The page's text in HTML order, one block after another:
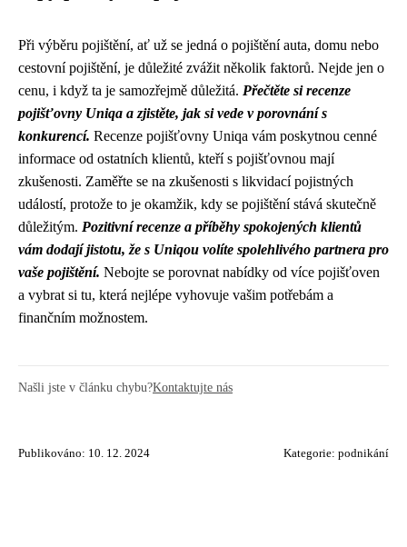
Při výběru pojištění, ať už se jedná o pojištění auta, domu nebo
cestovní pojištění, je důležité zvážit několik faktorů. Nejde jen o
cenu, i když ta je samozřejmě důležitá. Přečtěte si recenze
pojišťovny Uniqa a zjistěte, jak si vede v porovnání s
konkurencí. Recenze pojišťovny Uniqa vám poskytnou cenné
informace od ostatních klientů, kteří s pojišťovnou mají
zkušenosti. Zaměřte se na zkušenosti s likvidací pojistných
událostí, protože to je okamžik, kdy se pojištění stává skutečně
důležitým. Pozitivní recenze a příběhy spokojených klientů
vám dodají jistotu, že s Uniqou volíte spolehlivého partnera pro
vaše pojištění. Nebojte se porovnat nabídky od více pojišťoven
a vybrat si tu, která nejlépe vyhovuje vašim potřebám a
finančním možnostem.
Našli jste v článku chybu?Kontaktujte nás
Publikováno: 10. 12. 2024 Kategorie: podnikání